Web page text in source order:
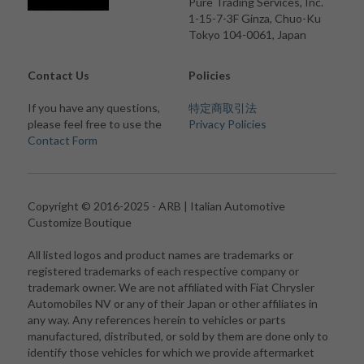
1-15-7-3F Ginza, Chuo-Ku
Tokyo 104-0061, Japan
Contact Us
If you have any questions,
Contact Form
Policies
特定商取引法
Privacy Policies
Copyright © 2016-2025 - ARB | Italian Automotive
Customize Boutique
All listed logos and product names are trademarks or
registered trademarks of each respective company or
trademark owner. We are not affiliated with Fiat Chrysler
Automobiles NV or any of their Japan or other affiliates in
any way. Any references herein to vehicles or parts
manufactured, distributed, or sold by them are done only to
identify those vehicles for which we provide aftermarket